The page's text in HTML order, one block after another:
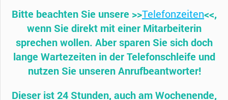
Bitte beachten Sie unsere >>Telefonzeiten<<,
wenn Sie direkt mit einer Mitarbeiterin
sprechen wollen. Aber sparen Sie sich doch
lange Wartezeiten in der Telefonschleife und
nutzen Sie unseren Anrufbeantworter!
Dieser ist 24 Stunden, auch am Wochenende,